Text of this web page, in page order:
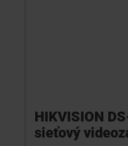
HIKVISION
sieťový